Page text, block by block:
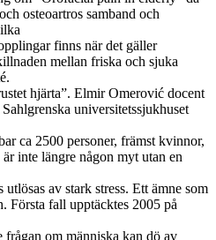
osteoartros samband och
finns när det gäller
mellan friska och sjuka
hjärta”. Elmir Omerović docent
universitetssjukhuset
ca 2500 personer, främst kvinnor,
inte längre någon myt utan en
av stark stress. Ett ämne som
Första fall upptäcktes 2005 på
om människa kan dö av